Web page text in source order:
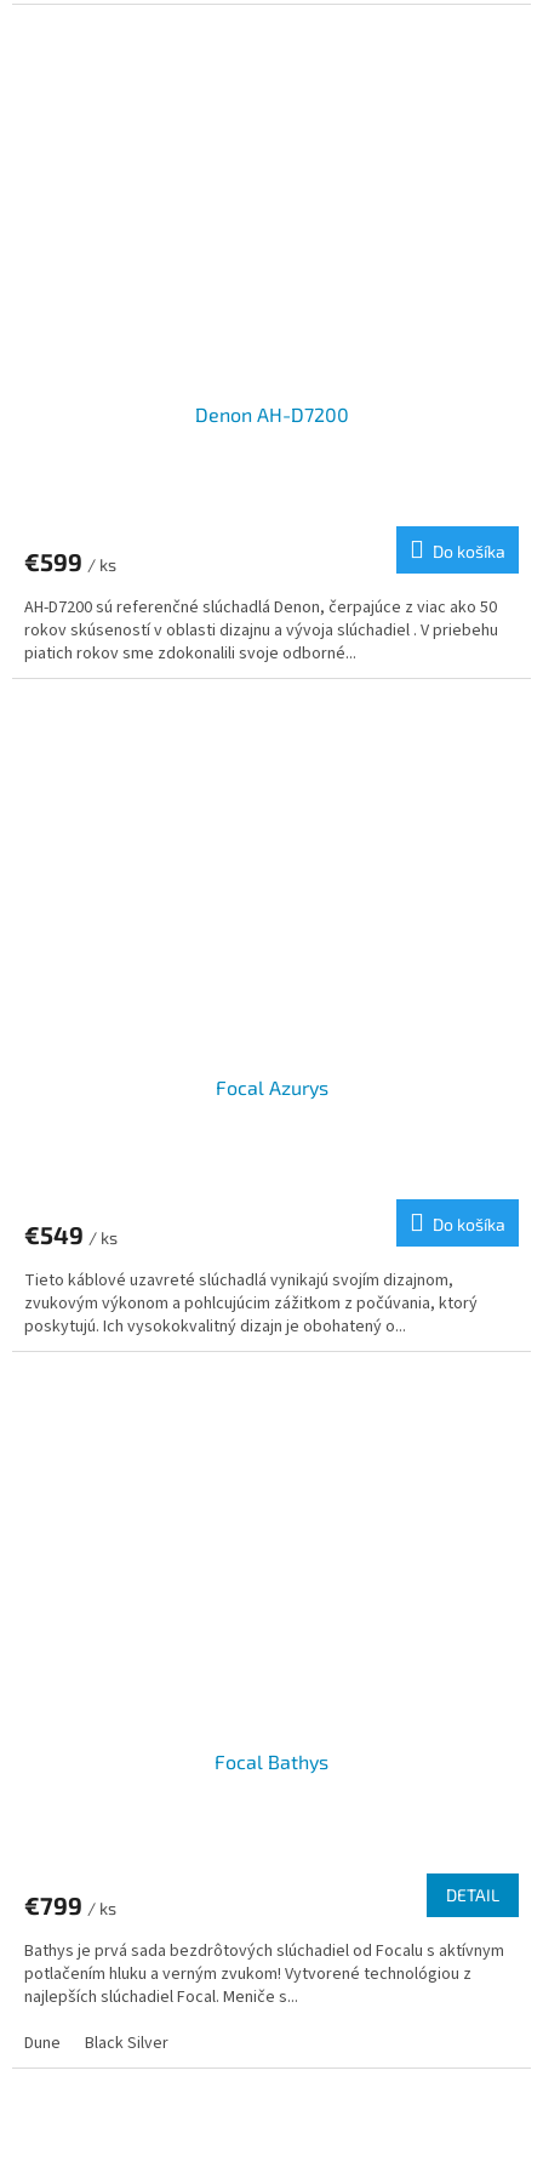
Denon AH-D7200
€599 / ks
Do košíka
AH-D7200 sú referenčné slúchadlá Denon, čerpajúce z viac ako 50
rokov skúseností v oblasti dizajnu a vývoja slúchadiel . V priebehu
piatich rokov sme zdokonalili svoje odborné...
Focal Azurys
€549 / ks
Do košíka
Tieto káblové uzavreté slúchadlá vynikajú svojím dizajnom,
zvukovým výkonom a pohlcujúcim zážitkom z počúvania, ktorý
poskytujú. Ich vysokokvalitný dizajn je obohatený o...
Focal Bathys
€799 / ks
DETAIL
Bathys je prvá sada bezdrôtových slúchadiel od Focalu s aktívnym
potlačením hluku a verným zvukom! Vytvorené technológiou z
najlepších slúchadiel Focal. Meniče s...
Dune
Black Silver